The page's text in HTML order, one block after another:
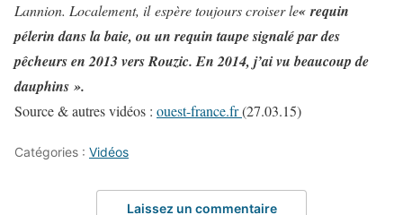
Lannion. Localement, il espère toujours croiser le« requin
pélerin dans la baie, ou un requin taupe signalé par des
pêcheurs en 2013 vers Rouzic. En 2014, j’ai vu beaucoup de
dauphins ».
Source & autres vidéos : ouest-france.fr(27.03.15)
Catégories : Vidéos
Laissez un commentaire